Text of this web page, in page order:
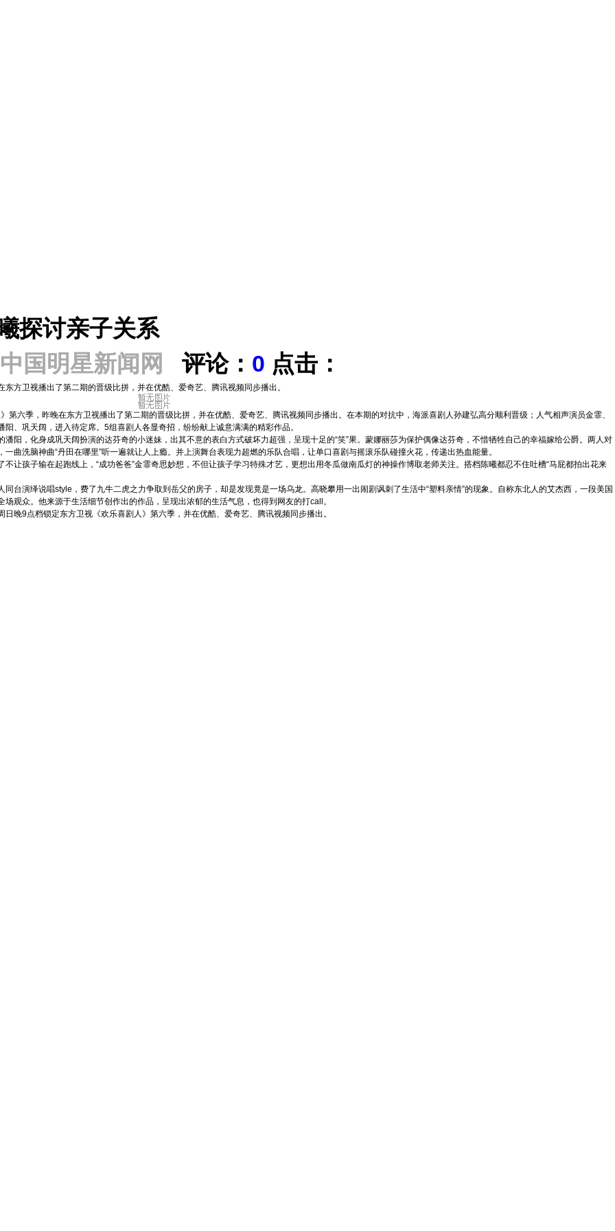
探讨亲子关系
中国明星新闻网
评论： 0 点击：
方卫视播出了第二期的晋级比拼，并在优酷、爱奇艺、腾讯视频同步播出。
季，昨晚在东方卫视播出了第二期的晋级比拼，并在优酷、爱奇艺、腾讯视频同步播出。在本期的对抗中，海派喜剧人孙建弘高分顺利晋级；人气相声演员金霏、
、巩天阔，进入待定席。5组喜剧人各显奇招，纷纷献上诚意满满的精彩作品。
，化身成巩天阔扮演的达芬奇的小迷妹，出其不意的表白方式破坏力超强，呈现十足的“笑”果。蒙娜丽莎为保护偶像达芬奇，不惜牺牲自己的幸福嫁给公爵。两人对
曲洗脑神曲“丹田在哪里”听一遍就让人上瘾。并上演舞台表现力超燃的乐队合唱，让单口喜剧与摇滚乐队碰撞火花，传递出热血能量。
孩子输在起跑线上，“成功爸爸”金霏奇思妙想，不但让孩子学习特殊才艺，更想出用冬瓜做南瓜灯的神操作博取老师关注。搭档陈曦都忍不住吐槽“马屁都拍出花来
演绎说唱style，费了九牛二虎之力争取到岳父的房子，却是发现竟是一场乌龙。高晓攀用一出闹剧讽刺了生活中“塑料亲情”的现象。自称东北人的艾杰西，一段美国
观众。他来源于生活细节创作出的作品，呈现出浓郁的生活气息，也得到网友的打call。
9点档锁定东方卫视《欢乐喜剧人》第六季，并在优酷、爱奇艺、腾讯视频同步播出。